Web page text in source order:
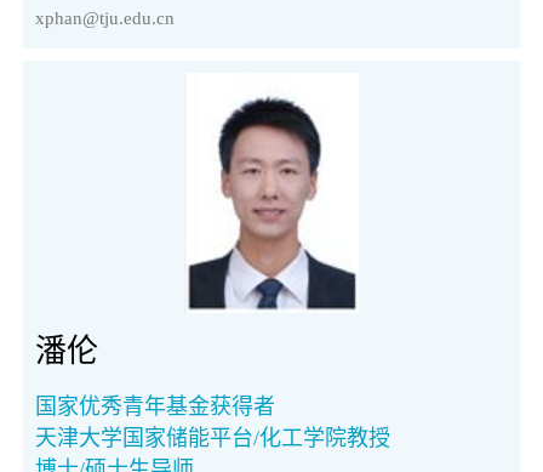
xphan@tju.edu.cn
潘伦
国家优秀青年基金获得者
天津大学国家储能平台/化工学院教授